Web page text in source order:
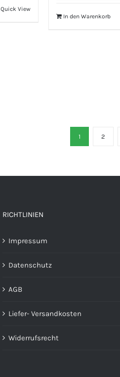
Quick View
12,00 €5,00 €.
In den Warenkorb
1 2
RICHTLINIEN
Impressum
Datenschutz
AGB
Liefer- Versandkosten
Widerrufsrecht